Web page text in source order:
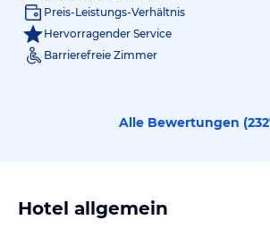
Preis-Leistungs-Verhältnis
Hervorragender Service
Barrierefreie Zimmer
Alle Bewertungen (
Hotel allgemein